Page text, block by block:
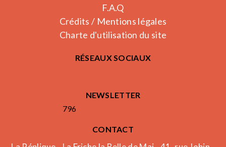
F.A.Q
Crédits / Mentions légales
Charte d'utilisation du site
RÉSEAUX SOCIAUX
NEWSLETTER
796
CONTACT